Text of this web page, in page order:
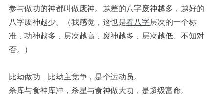
参与做功的神都叫做废神。越差的八字废神越多，越好的
八字废神越少。（我感觉，这也是看八字层次的一个标
准，功神越多，层次越高，废神越多，层次越低。不知对
否。）
比劫做功，比劫主竞争，是个运动员。
杀库与食神库冲，杀星与食神做大功，是超级富命。